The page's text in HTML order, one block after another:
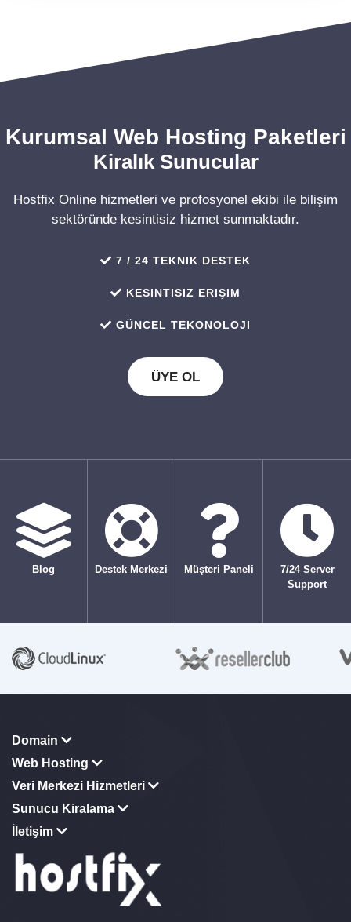
Kurumsal Web Hosting Paketleri
Kiralık Sunucular
Hostfix Online hizmetleri ve profosyonel ekibi ile bilişim
sektöründe kesintisiz hizmet sunmaktadır.
7 / 24 TEKNIK DESTEK
KESINTISIZ ERIŞIM
GÜNCEL TEKONOLOJI
ÜYE OL
Blog Destek Merkezi Müşteri Paneli
7/24 Server
Support
Domain
Web Hosting
Veri Merkezi Hizmetleri
Sunucu Kiralama
İletişim